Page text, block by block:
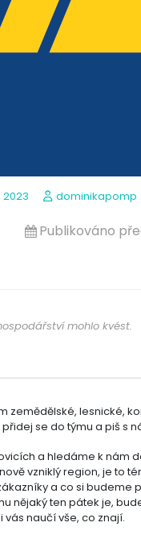
2023 dominikapomp
Publikováno
mohlo kvést.
zemědělské, lesnické,
se do týmu a piš s
a hledáme k
vzniklý region, je to
a co si
nějaký ten pátek je,
naučí vše, co znají.